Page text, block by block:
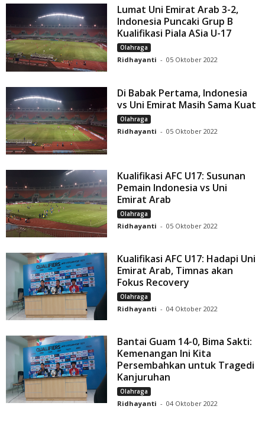
Lumat Uni Emirat Arab 3-2,
Indonesia Puncaki Grup B
Kualifikasi Piala ASia U-17
Olahraga
Ridhayanti - 05 Oktober 2022
Di Babak Pertama, Indonesia
vs Uni Emirat Masih Sama Kuat
Olahraga
Ridhayanti - 05 Oktober 2022
Kualifikasi AFC U17: Susunan
Pemain Indonesia vs Uni
Emirat Arab
Olahraga
Ridhayanti - 05 Oktober 2022
Kualifikasi AFC U17: Hadapi Uni
Emirat Arab, Timnas akan
Fokus Recovery
Olahraga
Ridhayanti - 04 Oktober 2022
Bantai Guam 14-0, Bima Sakti:
Kemenangan Ini Kita
Persembahkan untuk Tragedi
Kanjuruhan
Olahraga
Ridhayanti - 04 Oktober 2022